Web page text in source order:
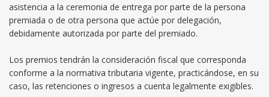
asistencia a la ceremonia de entrega por parte de la persona
premiada o de otra persona que actúe por delegación,
debidamente autorizada por parte del premiado.
Los premios tendrán la consideración fiscal que corresponda
conforme a la normativa tributaria vigente, practicándose, en su
caso, las retenciones o ingresos a cuenta legalmente exigibles.